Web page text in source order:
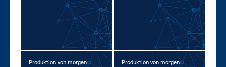
Produktion von morgen
Produktion von morgen